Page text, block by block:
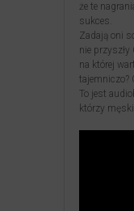
że te
sukces.
Zadają oni
nie przyszły
na której
tajemniczo?
To jest
którzy